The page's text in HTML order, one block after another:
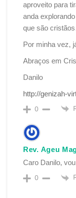
aproveito para
anda
que são
Por minha vez,
Abraços em
Danilo
http://genizah-
0
Rev. Ageu
Caro Danilo,
0